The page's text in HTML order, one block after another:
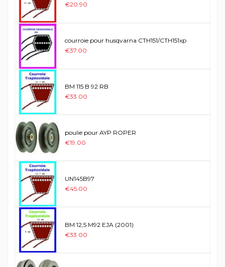
€20.90
courroie pour husqvarna CTH151/CTH151xp
€37.00
BM 115 B 92 RB
€33.00
poulie pour AYP ROPER
€19.00
UN145B97
€45.00
BM 12,5 M92 EJA (2001)
€33.00